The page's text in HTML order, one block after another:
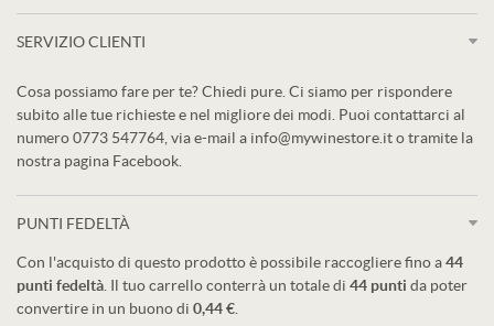
SERVIZIO CLIENTI
Cosa possiamo fare per te? Chiedi pure. Ci siamo per rispondere
subito alle tue richieste e nel migliore dei modi. Puoi contattarci al
numero 0773 547764, via e-mail a info@mywinestore.it o tramite la
nostra pagina Facebook.
PUNTI FEDELTÀ
Con l'acquisto di questo prodotto è possibile raccogliere fino a44
punti fedeltà . Il tuo carrello conterrà un totale di 44 punti da poter
convertire in un buono di 0,44 €